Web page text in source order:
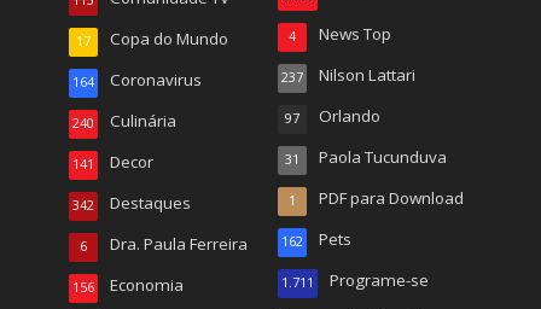
Copa do Mundo
17
Coronavirus
164
Culinária
240
Decor
141
Destaques
342
Dra. Paula Ferreira
6
Economia
156
News Top
4
Nilson Lattari
237
Orlando
97
Paola Tucunduva
31
PDF para Download
1
Pets
162
Programe-se
1.711